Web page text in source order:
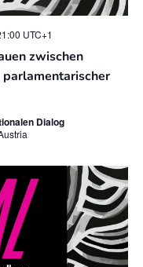
c
e
A
n
s
g
a
t
i
zwischen
UTC+1
Dialog